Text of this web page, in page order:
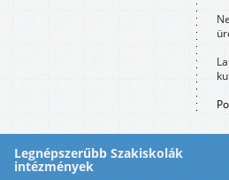
Legnépszerűbb Szakiskolák
intézmények